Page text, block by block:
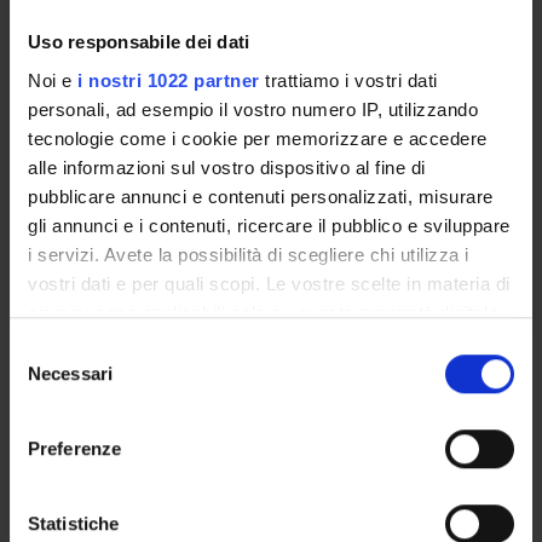
Uso responsabile dei dati
Noi e i nostri 1022 partner trattiamo i vostri dati
personali, ad esempio il vostro numero IP, utilizzando
tecnologie come i cookie per memorizzare e accedere
alle informazioni sul vostro dispositivo al fine di
pubblicare annunci e contenuti personalizzati, misurare
gli annunci e i contenuti, ricercare il pubblico e sviluppare
i servizi. Avete la possibilità di scegliere chi utilizza i
vostri dati e per quali scopi. Le vostre scelte in materia di
privacy sono applicabili solo su questa proprietà digitale
modificare o revocare il proprio consenso in qualsiasi
momento dalla Dichiarazione sui cookie o facendo clic
raccogliere informazioni sulla tua posizione
Necessari
Preferenze
Statistiche
Crediti
Periodo
Lezioni 1 Semestre CLID VR
Docenti
Claudio Maffeis
Orario Lezioni
Programma
clinico intraorale, extraorale e funzionale.
2. Cronologia dell’eruzione dentale: dentatura decidua,
dentatura mista e permanente; caratteristiche di forma e
dimensione dei denti decidui; sequenza, cronologia e anomalie